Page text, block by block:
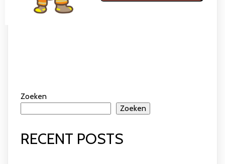
Zoeken
Zoeken
RECENT POSTS